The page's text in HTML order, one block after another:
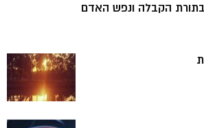
בתורת הקבלה ונפש האדם